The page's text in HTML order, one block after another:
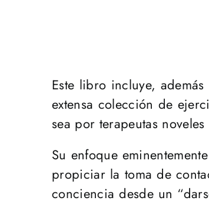
Este libro incluye,
extensa colección de
sea por terapeutas
Su enfoque
propiciar la toma de
conciencia desde un